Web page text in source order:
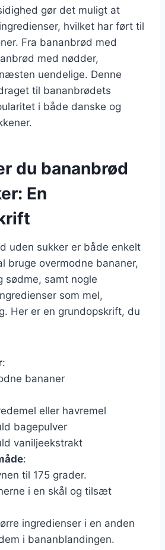
gør det muligt at
hvilket har ført til
Fra bananbrød med
med nødder,
uendelige. Denne
til bananbrødets
i både danske og
du bananbrød
En
uden sukker er både enkelt
bruge overmodne bananer,
sødme, samt nogle
som mel,
Her er en grundopskrift, du
:
bananer
eller havremel
bagepulver
vaniljeekstrakt
:
til 175 grader.
i en skål og tilsæt
ingredienser i en anden
i bananblandingen.